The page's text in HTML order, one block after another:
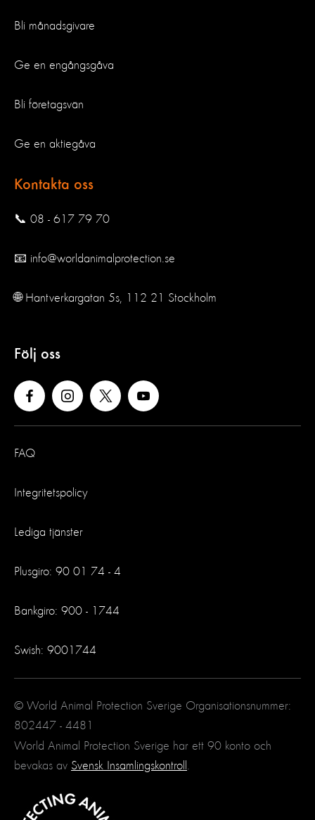
Bli månadsgivare
Ge en engångsgåva
Bli företagsvän
Ge en aktiegåva
Kontakta oss
📞 08 - 617 79 70
📧 info@worldanimalprotection.se
🌐 Hantverkargatan 5s, 112 21 Stockholm
Följ oss
FAQ
Integritetspolicy
Lediga tjänster
Plusgiro: 90 01 74 - 4
Bankgiro: 900 - 1744
Swish: 9001744
© World Animal Protection Sverige Organisationsnummer:
802447 - 4481
World Animal Protection Sverige har ett 90 konto och
bevakas av Svensk Insamlingskontroll